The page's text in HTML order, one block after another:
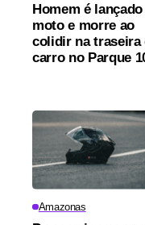
Homem é
moto e morre ao
colidir na traseira
carro no Parque
Amazonas